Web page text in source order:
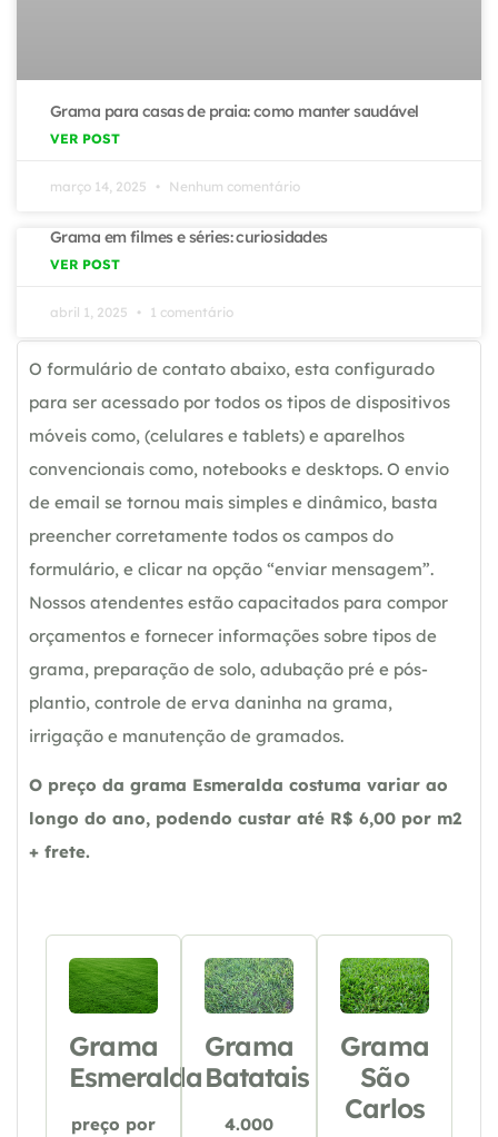
Grama para casas de praia: como manter saudável
VER POST
março 14, 2025 Nenhum comentário
Grama em filmes e séries: curiosidades
VER POST
abril 1, 2025 1 comentário
O formulário de contato abaixo, esta configurado
para ser acessado por todos os tipos de dispositivos
móveis como, (celulares e tablets) e aparelhos
convencionais como, notebooks e desktops. O envio
de email se tornou mais simples e dinâmico, basta
preencher corretamente todos os campos do
formulário, e clicar na opção “enviar mensagem”.
Nossos atendentes estão capacitados para compor
orçamentos e fornecer informações sobre tipos de
grama, preparação de solo, adubação pré e pós-
plantio, controle de erva daninha na grama,
irrigação e manutenção de gramados.
O preço da grama Esmeralda costuma variar ao
longo do ano, podendo custar até R$ 6,00 por m2
+ frete.
Grama
Esmeralda
preço por
Grama
Batatais
4.000
Grama
São
Carlos